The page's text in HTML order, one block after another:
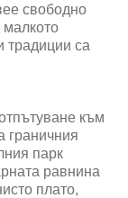
свободно
традиции са
към
граничния
парк
равнина
плато,